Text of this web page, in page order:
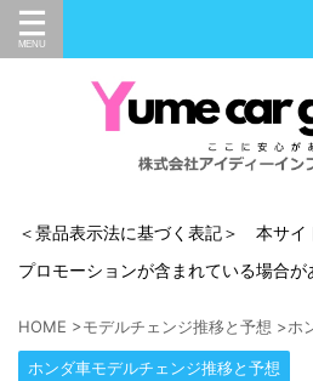
＜景品表示法に基づく表記＞ 本サイ
プロモーションが含まれている場合が
HOME >モデルチェンジ推移と予想 >ホ
ホンダ車モデルチェンジ推移と予想